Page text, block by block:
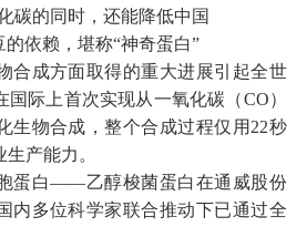
碳的同时，还能降低中国
的依赖，堪称“神奇蛋白”
合成方面取得的重大进展引起全世
际上首次实现从一氧化碳（CO）
生物合成，整个合成过程仅用22秒
产能力。
蛋白——乙醇梭菌蛋白在通威股份
内多位科学家联合推动下已通过全